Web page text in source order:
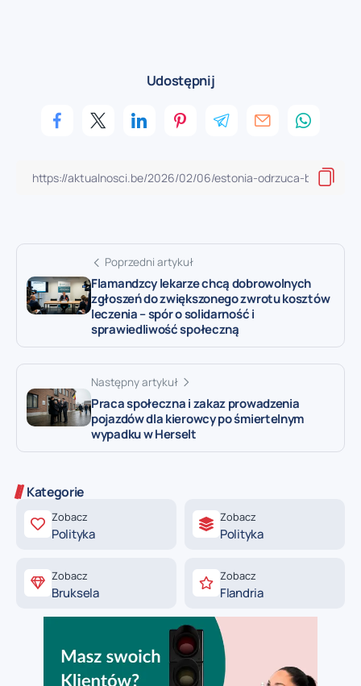
Udostępnij
Poprzedni artykuł
Flamandzcy lekarze chcą dobrowolnych
zgłoszeń do zwiększonego zwrotu kosztów
leczenia – spór o solidarność i
sprawiedliwość społeczną
Następny artykuł
Praca społeczna i zakaz prowadzenia
pojazdów dla kierowcy po śmiertelnym
wypadku w Herselt
Kategorie
Zobacz
Polityka
Zobacz
Polityka
Zobacz
Bruksela
Zobacz
Flandria